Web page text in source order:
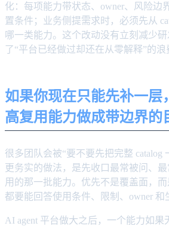
化：每项能力带状态、owner、风险边
置条件；业务侧提需求时，必须先从
哪一类能力。这个改动没有立刻减少
了“平台已经做过却还在从零解释”的浪
如果你现在只能先补一层
高复用能力做成带边界的
很多团队会被“要不要先把完整 catalog
更务实的做法，是先收口最常被问、
用的那一批能力。优先不是覆盖面，
都要能回答使用条件、限制、owner 和
AI agent 平台做大之后，一个能力如